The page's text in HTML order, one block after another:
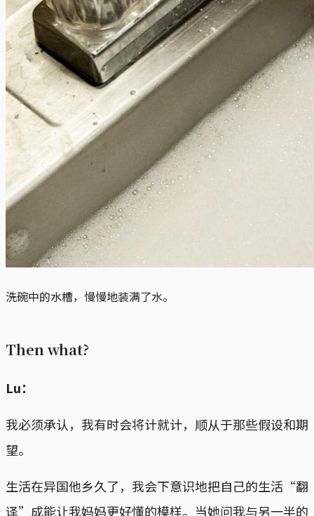
洗碗中的水槽，慢慢地装满了水。
Then what?
Lu：
我必须承认，我有时会将计就计，顺从于那些假设和期
望。
生活在异国他乡久了，我会下意识地把自己的生活“翻
译”成能让我妈妈更好懂的模样。当她问我与另一半的